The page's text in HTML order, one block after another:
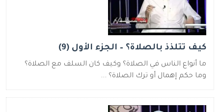
كيف تتلذذ بالصلاة؟ – الجزء الأول (9)
ما أنواع الناس في الصلاة؟ وكيف كان السلف مع الصلاة؟
وما حكم إهمال أو ترك الصلاة؟ ...